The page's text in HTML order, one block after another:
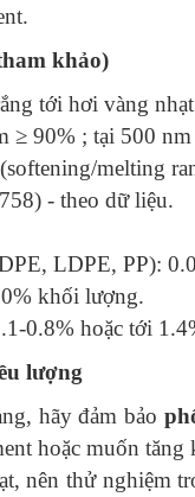
khảo)
tới hơi vàng
≥ 90% ; tại 500
melting
- theo dữ liệu.
LDPE, PP):
khối lượng.
0.8% hoặc tới
lượng
hãy đảm bảo
hoặc muốn tăng
nên thử nghiệm